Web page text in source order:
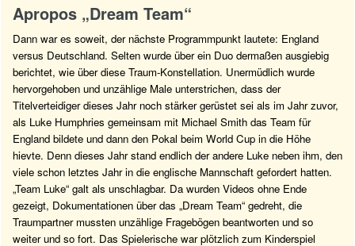
Apropos „Dream Team“
Dann war es soweit, der nächste Programmpunkt lautete: England
versus Deutschland. Selten wurde über ein Duo dermaßen ausgiebig
berichtet, wie über diese Traum-Konstellation. Unermüdlich wurde
hervorgehoben und unzählige Male unterstrichen, dass der
Titelverteidiger dieses Jahr noch stärker gerüstet sei als im Jahr zuvor,
als Luke Humphries gemeinsam mit Michael Smith das Team für
England bildete und dann den Pokal beim World Cup in die Höhe
hievte. Denn dieses Jahr stand endlich der andere Luke neben ihm, den
viele schon letztes Jahr in die englische Mannschaft gefordert hatten.
„Team Luke“ galt als unschlagbar. Da wurden Videos ohne Ende
gezeigt, Dokumentationen über das „Dream Team“ gedreht, die
Traumpartner mussten unzählige Fragebögen beantworten und so
weiter und so fort. Das Spielerische war plötzlich zum Kinderspiel